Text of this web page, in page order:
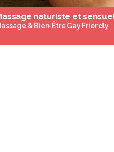
& Bien-Être Gay Friendly